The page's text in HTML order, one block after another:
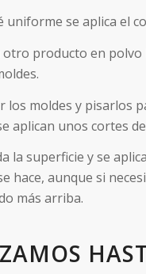
uniforme se aplica el
otro producto en
los moldes y pisarlos
aplican unos cortes
la superficie y se
hace, aunque si
más arriba.